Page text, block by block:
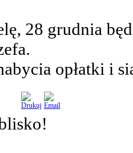
28 grudnia
opłatki i